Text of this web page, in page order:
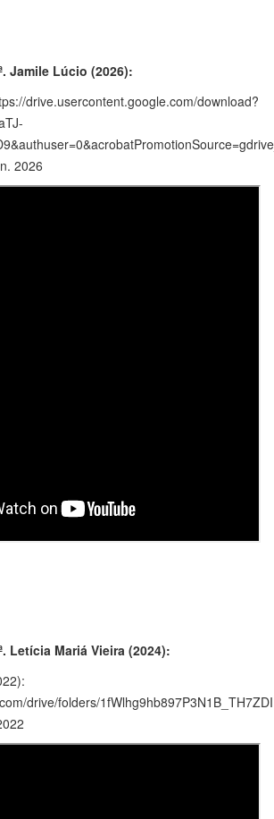
Jamile Lúcio (2026):
drive.usercontent.google.com/download?
2026
Letícia Mariá Vieira (2024):
drive/folders/